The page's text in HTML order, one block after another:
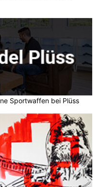
Sportwaffen bei Plüss